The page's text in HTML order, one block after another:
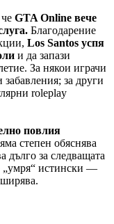
GTA Online вече
Благодарение
Los Santos успя
и да запази
За някои играчи
за други
roleplay
повлия
степен обяснява
дълго за следващата
„умря“ истински —